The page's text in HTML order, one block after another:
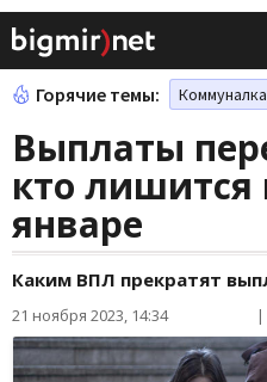
Горячие темы: Коммуналка
Выплаты
кто
январе
Каким ВПЛ прекратят
21 ноября 2023, 14:34 |